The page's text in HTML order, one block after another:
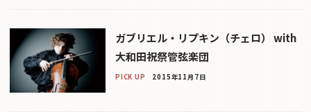
ガブリエル・リプキン（チェロ） with
大和田祝祭管弦楽団
PICK UP 2015年11月7日